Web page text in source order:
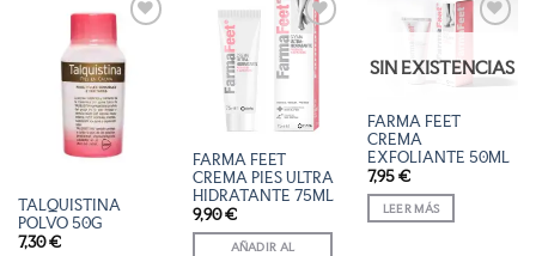
AÑADIR
A LA
LISTA
DE
DESEOS
TALQUISTINA
POLVO 50G
7,30€
AÑADIR
A LA
LISTA
DESEOS
FARMA FEET
CREMA PIES ULTRA
HIDRATANTE 75ML
9,90€
AÑADIR AL
A LA
LISTA
DESEOS
SIN EXISTENCIAS
FARMA FEET
CREMA
EXFOLIANTE 50ML
7,95 €
LEER MÁS